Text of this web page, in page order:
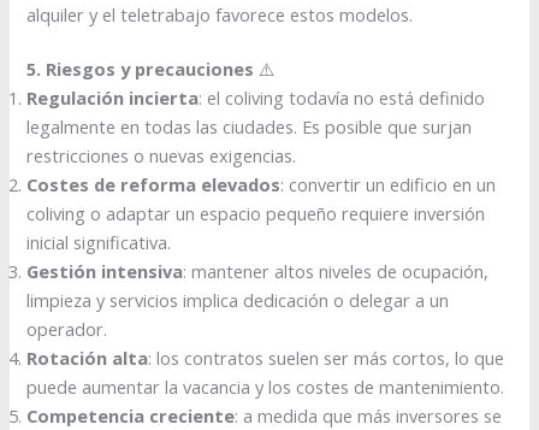
alquiler y el teletrabajo favorece estos modelos.
5. Riesgos y precauciones ⚠️
Regulación incierta: el coliving todavía no está definido
legalmente en todas las ciudades. Es posible que surjan
restricciones o nuevas exigencias.
Costes de reforma elevados: convertir un edificio en un
coliving o adaptar un espacio pequeño requiere inversión
inicial significativa.
Gestión intensiva: mantener altos niveles de ocupación,
limpieza y servicios implica dedicación o delegar a un
operador.
Rotación alta: los contratos suelen ser más cortos, lo que
puede aumentar la vacancia y los costes de mantenimiento.
Competencia creciente: a medida que más inversores se